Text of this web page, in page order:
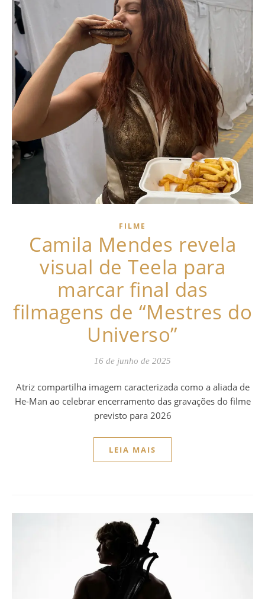
FILME
Camila Mendes revela
visual de Teela para
marcar final das
filmagens de “Mestres do
Universo”
16 de junho de 2025
Atriz compartilha imagem caracterizada como a aliada de
He-Man ao celebrar encerramento das gravações do filme
previsto para 2026
LEIA MAIS